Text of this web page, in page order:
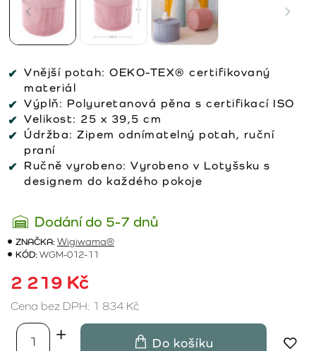
Vnější potah: OEKO-TEX® certifikovaný
materiál
Výplň: Polyuretanová pěna s certifikací ISO
Velikost: 25 x 39,5 cm
Údržba: Zipem odnímatelný potah, ruční
praní
Ručně vyrobeno: Vyrobeno v Lotyšsku s
designem do každého pokoje
Dodání do 5-7 dnů
ZNAČKA:Wigiwama®
KÓD:WGM-012-11
2 219 Kč
Cena bez DPH: 1 834 Kč
Do košíku